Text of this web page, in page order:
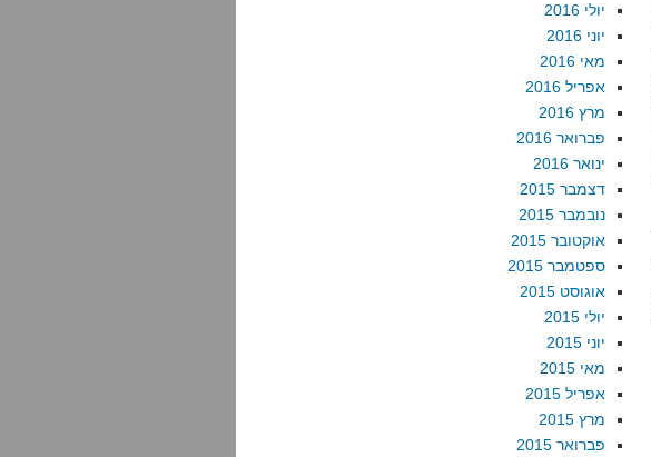
יולי 2016
יוני 2016
מאי 2016
אפריל 2016
מרץ 2016
פברואר 2016
ינואר 2016
דצמבר 2015
נובמבר 2015
אוקטובר 2015
ספטמבר 2015
אוגוסט 2015
יולי 2015
יוני 2015
מאי 2015
אפריל 2015
מרץ 2015
פברואר 2015